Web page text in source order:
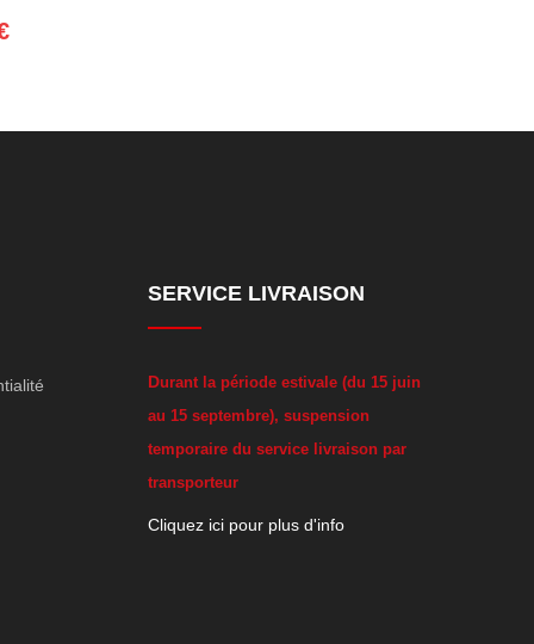
SERVICE LIVRAISON
Durant la période estivale (du 15 juin
au 15 septembre), suspension
temporaire du service livraison par
transporteur
Cliquez ici pour plus d'info